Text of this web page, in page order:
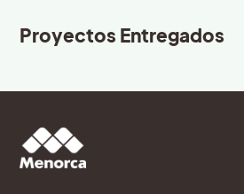
Proyectos Entregados